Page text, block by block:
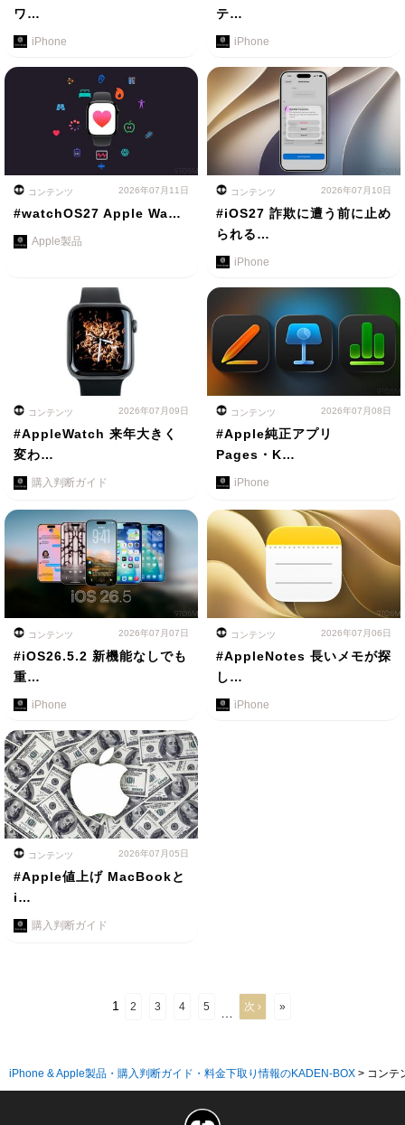
ワ…
iPhone
テ…
iPhone
コンテンツ 2026年07月11日
#watchOS27 Apple Wa…
Apple製品
コンテンツ 2026年07月10日
#iOS27 詐欺に遭う前に止め
られる…
iPhone
コンテンツ 2026年07月09日
#AppleWatch 来年大きく
変わ…
購入判断ガイド
コンテンツ 2026年07月08日
#Apple純正アプリ
Pages・K…
iPhone
コンテンツ 2026年07月07日
#iOS26.5.2 新機能なしでも
重…
iPhone
コンテンツ 2026年07月06日
#AppleNotes 長いメモが探
し…
iPhone
コンテンツ 2026年07月05日
#Apple値上げ MacBookと
i…
購入判断ガイド
1 2 3 4 5 次 › »
iPhone & Apple製品・購入判断ガイド・料金下取り情報のKADEN-BOX > コンテ